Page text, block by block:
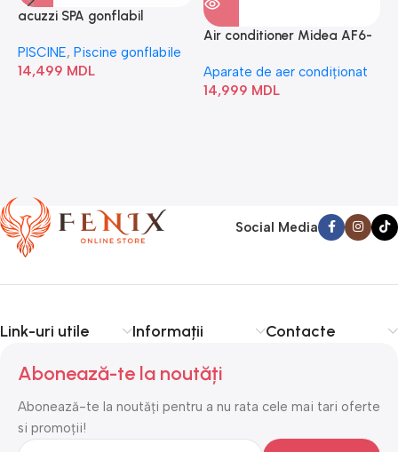
acuzzi SPA gonflabil
Bubble” 28446
PISCINE, Piscine gonflabile
14,499 MDL
Air conditioner Midea AF6-
Aparate de aer condiționat
14,999 MDL
Social Media
Link-uri utile Informații Contacte
Abonează-te la noutăți
Abonează-te la noutăți pentru a nu rata cele mai tari oferte
si promoții!